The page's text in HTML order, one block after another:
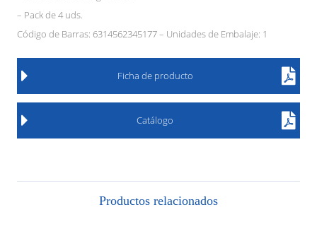
– Pack de 4 uds.
Código de Barras: 6314562345177 – Unidades de Embalaje: 1
Ficha de producto
Catálogo
Productos relacionados